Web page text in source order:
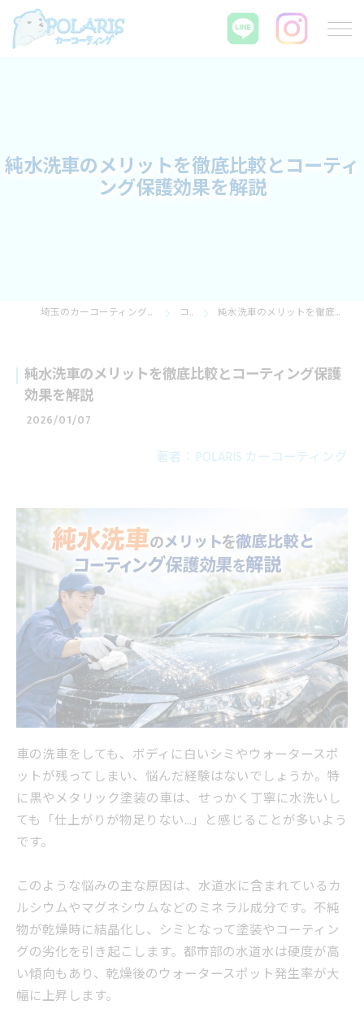
純水洗車のメリットを徹底比較とコーティ
ング保護効果を解説
埼玉のカーコーティングならPOLARIS カーコーティング コラム 純水洗車のメリットを徹底比較とコーティング保護効果を解説
純水洗車のメリットを徹底比較とコーティング保護
効果を解説
2026/01/07
著者：POLARIS カーコーティング
車の洗車をしても、ボディに白いシミやウォータースポ
ットが残ってしまい、悩んだ経験はないでしょうか。特
に黒やメタリック塗装の車は、せっかく丁寧に水洗いし
ても「仕上がりが物足りない…」と感じることが多いよう
です。
このような悩みの主な原因は、水道水に含まれているカ
ルシウムやマグネシウムなどのミネラル成分です。不純
物が乾燥時に結晶化し、シミとなって塗装やコーティン
グの劣化を引き起こします。都市部の水道水は硬度が高
い傾向もあり、乾燥後のウォータースポット発生率が大
幅に上昇します。